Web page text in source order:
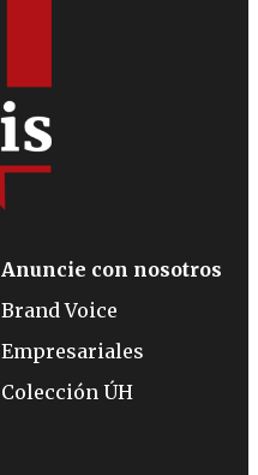
Anuncie con nosotros
Brand Voice
Empresariales
Colección ÚH